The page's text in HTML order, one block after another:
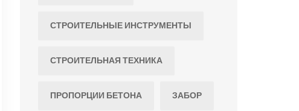
СТРОИТЕЛЬНЫЕ ИНСТРУМЕНТЫ
СТРОИТЕЛЬНАЯ ТЕХНИКА
ПРОПОРЦИИ БЕТОНА ЗАБОР